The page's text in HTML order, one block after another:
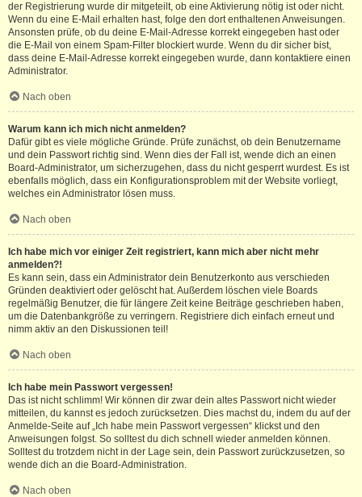
der Registrierung wurde dir mitgeteilt, ob eine Aktivierung nötig ist oder nicht.
Wenn du eine E-Mail erhalten hast, folge den dort enthaltenen Anweisungen.
Ansonsten prüfe, ob du deine E-Mail-Adresse korrekt eingegeben hast oder
die E-Mail von einem Spam-Filter blockiert wurde. Wenn du dir sicher bist,
dass deine E-Mail-Adresse korrekt eingegeben wurde, dann kontaktiere einen
Administrator.
Nach oben
Warum kann ich mich nicht anmelden?
Dafür gibt es viele mögliche Gründe. Prüfe zunächst, ob dein Benutzername
und dein Passwort richtig sind. Wenn dies der Fall ist, wende dich an einen
Board-Administrator, um sicherzugehen, dass du nicht gesperrt wurdest. Es ist
ebenfalls möglich, dass ein Konfigurationsproblem mit der Website vorliegt,
welches ein Administrator lösen muss.
Nach oben
Ich habe mich vor einiger Zeit registriert, kann mich aber nicht mehr
anmelden?!
Es kann sein, dass ein Administrator dein Benutzerkonto aus verschieden
Gründen deaktiviert oder gelöscht hat. Außerdem löschen viele Boards
regelmäßig Benutzer, die für längere Zeit keine Beiträge geschrieben haben,
um die Datenbankgröße zu verringern. Registriere dich einfach erneut und
nimm aktiv an den Diskussionen teil!
Nach oben
Ich habe mein Passwort vergessen!
Das ist nicht schlimm! Wir können dir zwar dein altes Passwort nicht wieder
mitteilen, du kannst es jedoch zurücksetzen. Dies machst du, indem du auf der
Anmelde-Seite auf „Ich habe mein Passwort vergessen“ klickst und den
Anweisungen folgst. So solltest du dich schnell wieder anmelden können.
Solltest du trotzdem nicht in der Lage sein, dein Passwort zurückzusetzen, so
wende dich an die Board-Administration.
Nach oben